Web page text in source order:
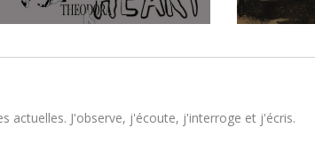
actuelles. J'observe, j'écoute, j'interroge et j'écris.